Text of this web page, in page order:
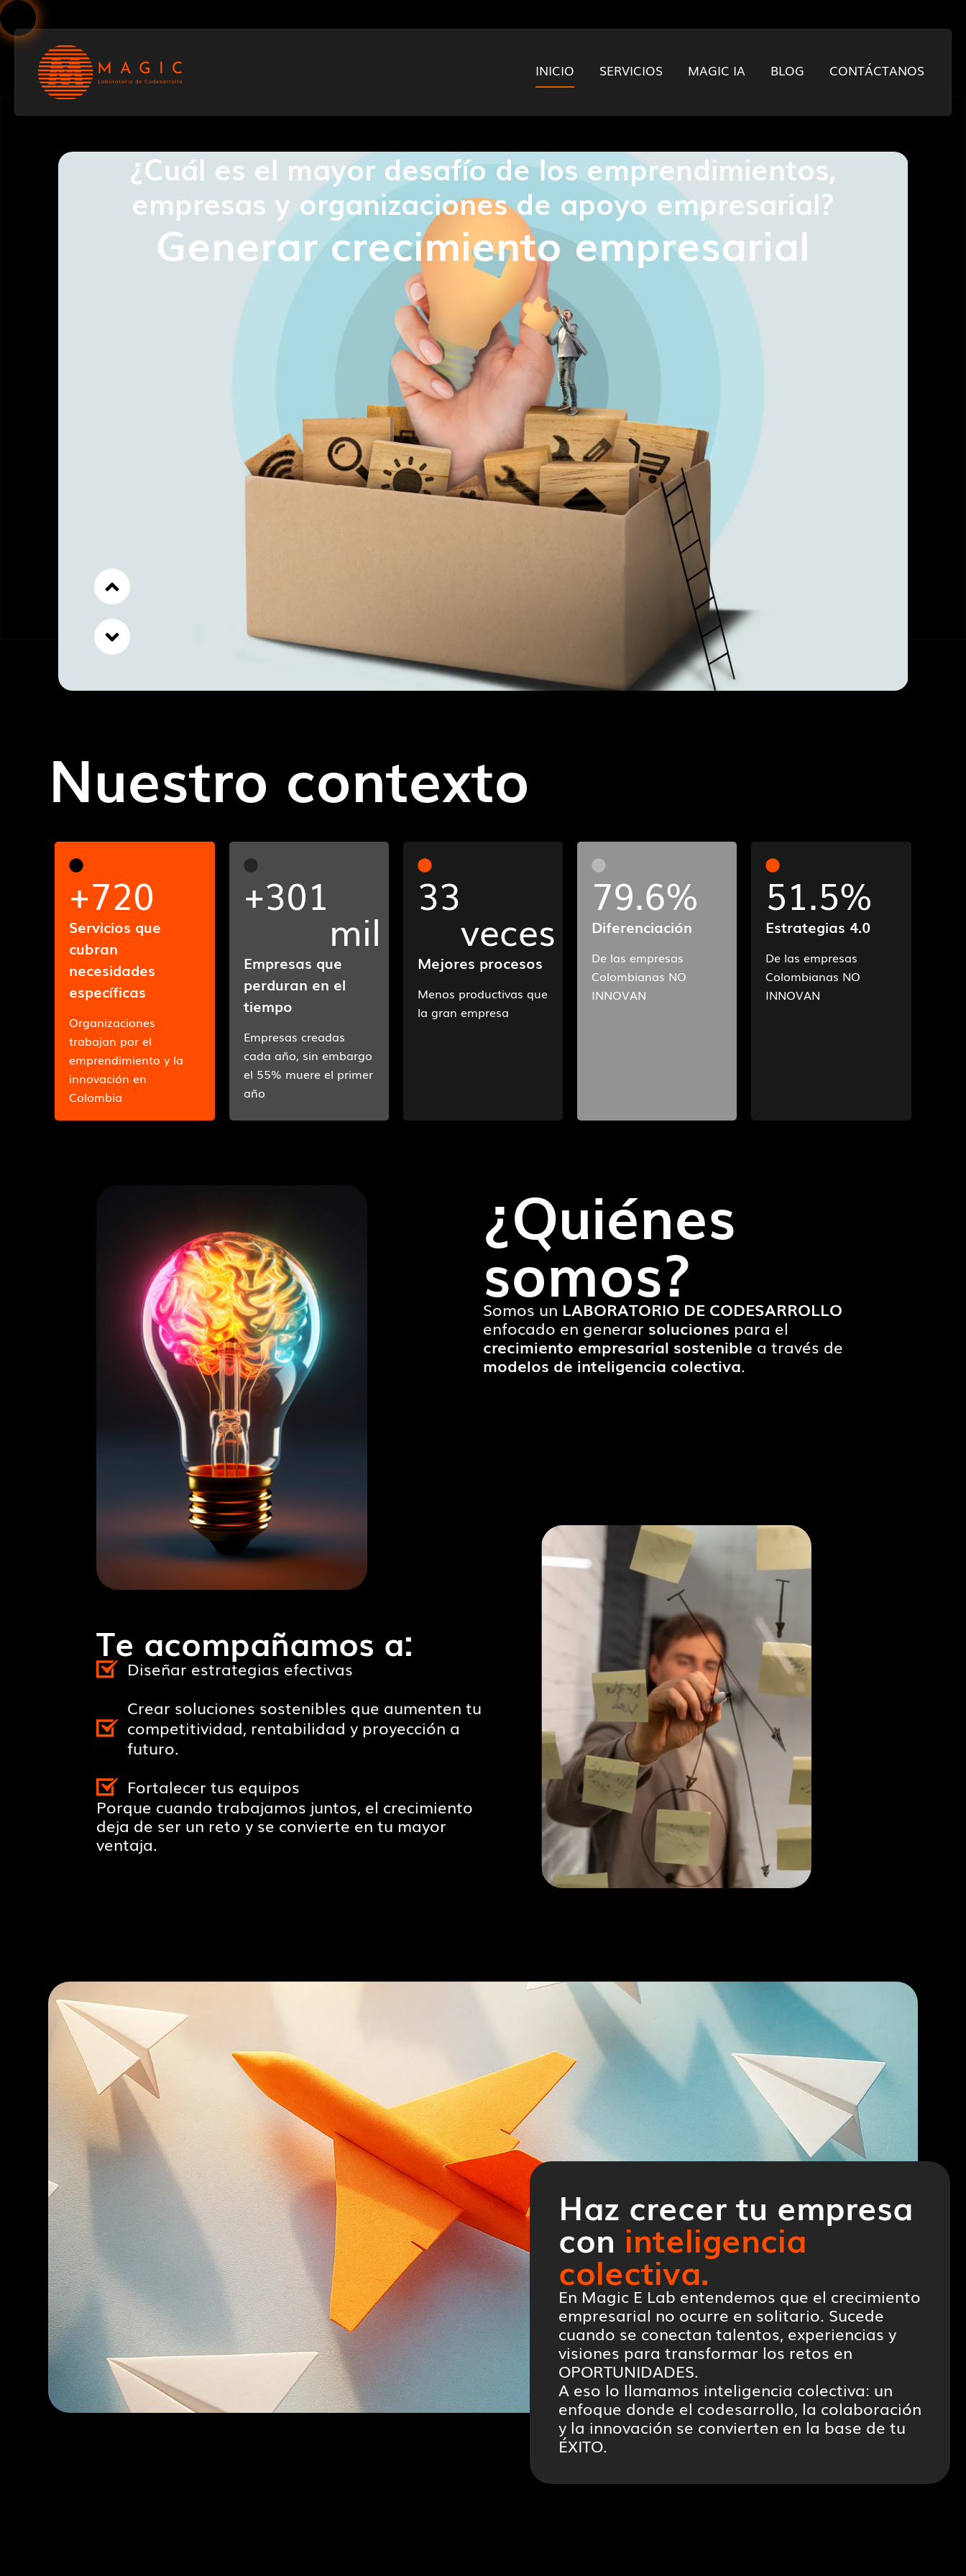
INICIO SERVICIOS MAGIC IA BLOG CONTÁCTANOS
¿Cuál es el mayor desafío de los emprendimientos,
empresas yorganizaciones de apoyo empresarial?
Generar crecimiento empresarial
Nuestro contexto
+720
Servicios que
cubran
necesidades
específicas
Organizaciones
trabajan por el
emprendimiento y la
innovación en
Colombia
+301
mil
Empresas que
perduran en el
tiempo
Empresas creadas
cada año, sin embargo
el 55% muere el primer
año
33
veces
Mejores procesos
Menos productivas que
la gran empresa
79.6%
Diferenciación
De las empresas
Colombianas NO
INNOVAN
51.5%
Estrategias 4.0
De las empresas
Colombianas NO
INNOVAN
¿Quiénes
somos?
Somos un LABORATORIO DE CODESARROLLO
enfocado en generar soluciones para el
crecimiento empresarial sostenible a través de
modelos de inteligencia colectiva.
Te acompañamos a:
Diseñar estrategias efectivas
Crear soluciones sostenibles que aumenten tu
competitividad, rentabilidad y proyección a
futuro.
Fortalecer tus equipos
Porque cuando trabajamos juntos, el crecimiento
deja de ser un reto y se convierte en tu mayor
ventaja.
Haz crecer tu empresa
con inteligencia
colectiva.
En Magic E Lab entendemos que el crecimiento
empresarial no ocurre en solitario. Sucede
cuando se conectan talentos, experiencias y
visiones para transformar los retos en
OPORTUNIDADES.
A eso lo llamamos inteligencia colectiva: un
enfoque donde el codesarrollo, la colaboración
y la innovación se convierten en la base de tu
ÉXITO.